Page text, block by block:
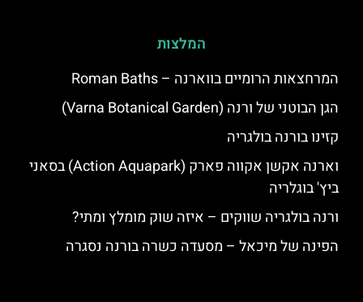
המלצות
המרחצאות הרומיים בווארנה – Roman Baths
הגן הבוטני של ורנה (Varna Botanical Garden)
קזינו בורנה בולגריה
וארנה אקשן אקווה פארק (Action Aquapark) בסאני
ביץ' בוגלריה
ורנה בולגריה שווקים – איזה שוק מומלץ ומתי?
הפינה של מיכאל – מסעדה כשרה בורנה נסגרה